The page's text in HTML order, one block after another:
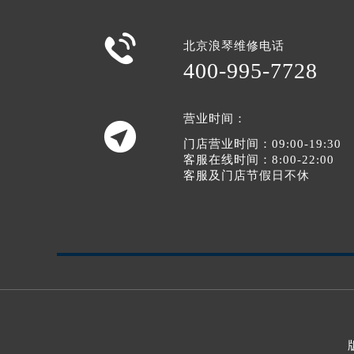
 北京浪琴维修电话
400-995-7728

营业时间：
门店营业时间：09:00-19:30
客服在线时间：8:00-22:00
客服及门店节假日不休